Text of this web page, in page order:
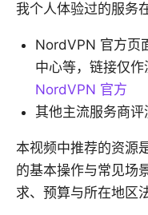
我个人体验过的服务
NordVPN 官方页
中心等，链接仅作
NordVPN 官方
其他主流服务商评
本视频中推荐的资源
的基本操作与常见场
求、预算与所在地区